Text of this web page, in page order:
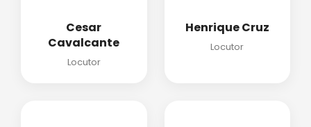
Cesar
Cavalcante
Locutor
Henrique Cruz
Locutor